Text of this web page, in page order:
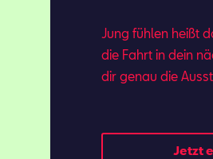
Jung fühlen heißt
die Fahrt in dein
dir ge­nau die
Jetzt